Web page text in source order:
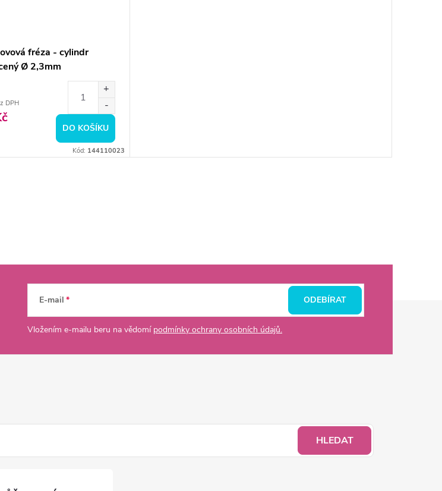
fréza - cylindr
Ø 2,3mm
DPH
DO KOŠÍKU
Kód: 144110023
E-mail
Vložením e-mailu beru na vědomí podmínky ochrany osobních údajů.
ODEBÍRAT
HLEDAT